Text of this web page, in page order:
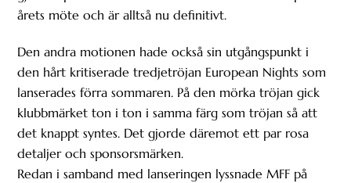
årets möte och är alltså nu definitivt.
Den andra motionen hade också sin utgångspunkt i
den hårt kritiserade tredjetröjan European Nights som
lanserades förra sommaren. På den mörka tröjan gick
klubbmärket ton i ton i samma färg som tröjan så att
det knappt syntes. Det gjorde däremot ett par rosa
detaljer och sponsorsmärken.
Redan i samband med lanseringen lyssnade MFF på